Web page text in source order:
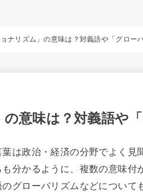
ナリズム」の意味は？対義語や「グロー
の意味は？対義語や
葉は政治・経済の分野でよく
分かるように、複数の意味付
グローバリズムなどについて